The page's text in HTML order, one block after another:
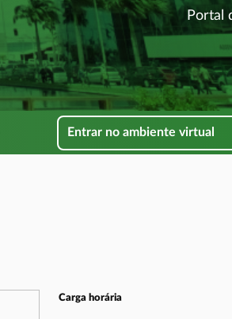
Portal
Entrar no ambiente virtual
Carga horária